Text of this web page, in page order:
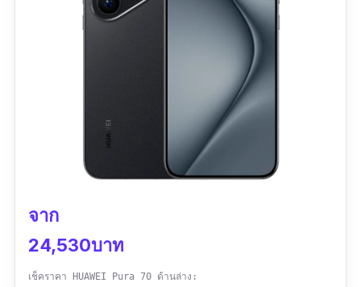
กล้องหลัง 4 ตัว: มุมกว้างพิเศษ 50MP + มุม
กว้างหลัก 50MP + เทเลโฟโต้ 50MP + อัลต
กล้องหน้า 32MP รองรับวิดีโอ 4K 60fps
วิดีโอกล้องหลังสูงสุด 4K 60fps พร้อมสโลว์โม
ชั่นสูงสุด 1080P@240fps
Optical Zoom 6X, Digital Zoom สูงสุด 18X
ชิป MediaTek Dimensity 9400 + GPU
Immortalis G925 MC12
กล้องเทเลโฟโต้ 50MP ซูม Optical 3X และ Ultra
Res Zoom สูงสุด 120X ให้คุณถ่ายภาพวัตถุระยะ
ไกลด้วยคุณภาพที่เหนือกว่ามือถือกล้องดีทั่วไป
พร้อมกล้อง Ultrawide 50MP ถ่ายวิวกว้างได้
วิดีโอกล้องหลังรองรับสูงสุด 8K 30fps และ 4K
60fps พร้อมโหมด Steady Video และ Dolby
สายคอนเทนต์ได้ครบจบในเครื่องเดียว
กล้องหน้า 32MP Sony IMX615 รองรับวิดีโอ 4K
60fps พร้อมฟีเจอร์โหมดพอร์ตเทรต, ไนท์ซีน และ
จาก
24,530บาท
เช็คราคา HUAWEI Pura 70 ด้านล่าง: